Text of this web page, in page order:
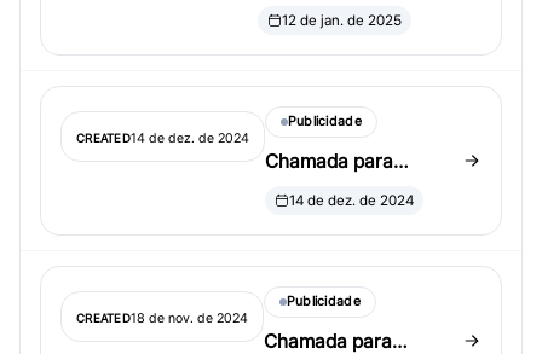
conferências para
12 de jan. de 2025
CREATED14 de dez. de 2024
Publicidade
Chamada para
proposta de sessão
14 de dez. de 2024
CREATED18 de nov. de 2024
Publicidade
Chamada para